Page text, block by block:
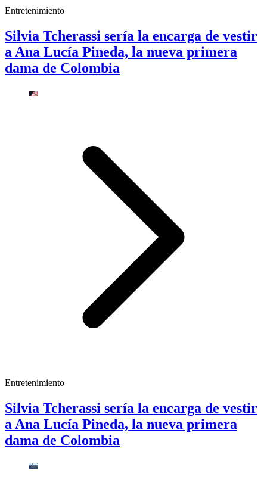
Entretenimiento
Silvia Tcherassi sería la encarga de vestir
a Ana Lucía Pineda, la nueva primera
dama de Colombia
Entretenimiento
Silvia Tcherassi sería la encarga de vestir
a Ana Lucía Pineda, la nueva primera
dama de Colombia